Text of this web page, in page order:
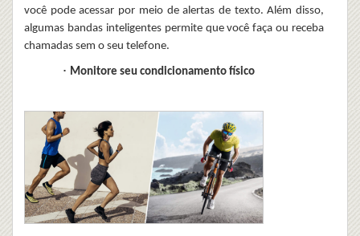
você pode acessar por meio de alertas de texto. Além disso,
algumas bandas inteligentespermite que você faça ou receba
chamadas sem o seu telefone.
· Monitore seu condicionamento físico